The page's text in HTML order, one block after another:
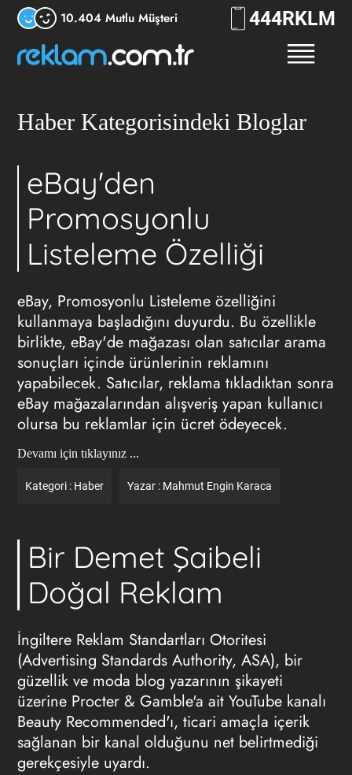
10.404 Mutlu Müşteri 444RKLM
Haber Kategorisindeki Bloglar
eBay'den
Promosyonlu
Listeleme Özelliği
eBay, Promosyonlu Listeleme özelliğini
kullanmaya başladığını duyurdu. Bu özellikle
birlikte, eBay'de mağazası olan satıcılar arama
sonuçları içinde ürünlerinin reklamını
yapabilecek. Satıcılar, reklama tıkladıktan sonra
eBay mağazalarından alışveriş yapan kullanıcı
olursa bu reklamlar için ücret ödeyecek.
Devamı için tıklayınız ...
Kategori : Haber Yazar : Mahmut Engin Karaca
Bir Demet Şaibeli
Doğal Reklam
İngiltere Reklam Standartları Otoritesi
(Advertising Standards Authority, ASA), bir
güzellik ve moda blog yazarının şikayeti
üzerine Procter & Gamble'a ait YouTube kanalı
Beauty Recommended'ı, ticari amaçla içerik
sağlanan bir kanal olduğunu net belirtmediği
gerekçesiyle uyardı.